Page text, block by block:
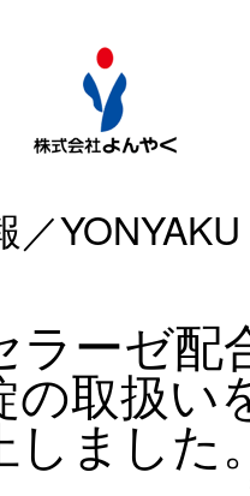
／
ラーゼ配
の取扱い
しました